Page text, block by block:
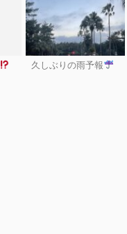
久しぶりの雨予報